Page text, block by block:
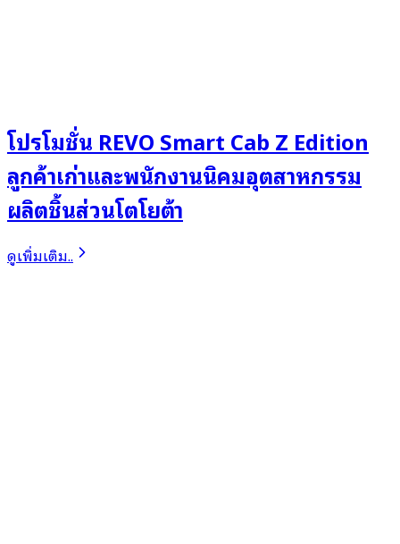
โปรโมชั่น REVO Smart Cab Z Edition
ลูกค้าเก่าและพนักงานนิคมอุตสาหกรรม
ผลิตชิ้นส่วนโตโยต้า
ดูเพิ่มเติม..